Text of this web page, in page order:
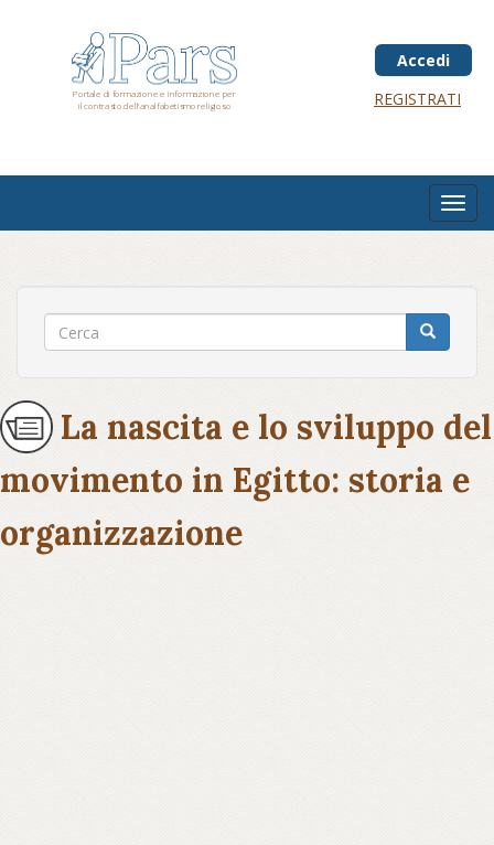
contenuto
Portale di formazione e informazione per
il contrasto dell'analfabetismo religioso
Accedi
REGISTRATI
La nascita e lo sviluppo del
movimento in Egitto: storia e
organizzazione